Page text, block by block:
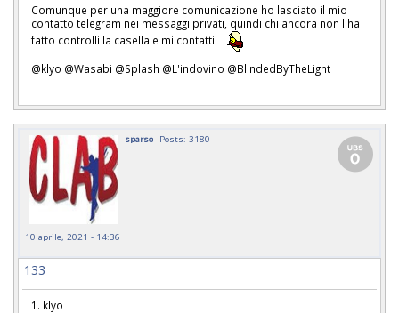
Comunque per una maggiore comunicazione ho lasciato il mio
contatto telegram nei messaggi privati, quindi chi ancora non l'ha
fatto controlli la casella e mi contatti
@klyo @Wasabi @Splash @L'indovino @BlindedByTheLight
sparso Posts: 3180
10 aprile, 2021 - 14:36
133
1. klyo